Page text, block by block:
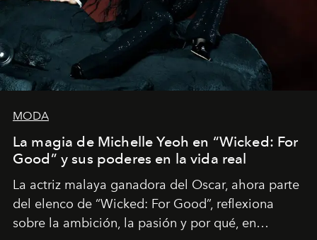
MODA
La magia de Michelle Yeoh en “Wicked: For
Good” y sus poderes en la vida real
La actriz malaya ganadora del Oscar, ahora parte
del elenco de “Wicked: For Good”, reflexiona
sobre la ambición, la pasión y por qué, en